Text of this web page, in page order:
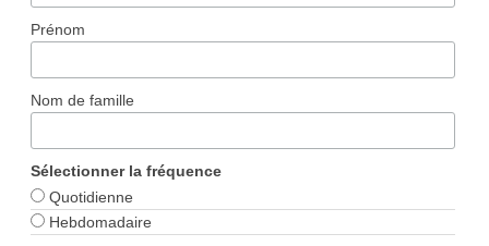
Prénom
Nom de famille
Sélectionner la fréquence
Quotidienne
Hebdomadaire